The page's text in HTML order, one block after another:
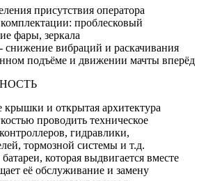
присутствия оператора
проблесковый
фары, зеркала
вибраций и раскачивания
подъёме и движении мачты вперёд
крышки и открытая архитектура
проводить техническое
гидравлики,
тормозной системы и т.д.
которая выдвигается вместе
её обслуживание и замену